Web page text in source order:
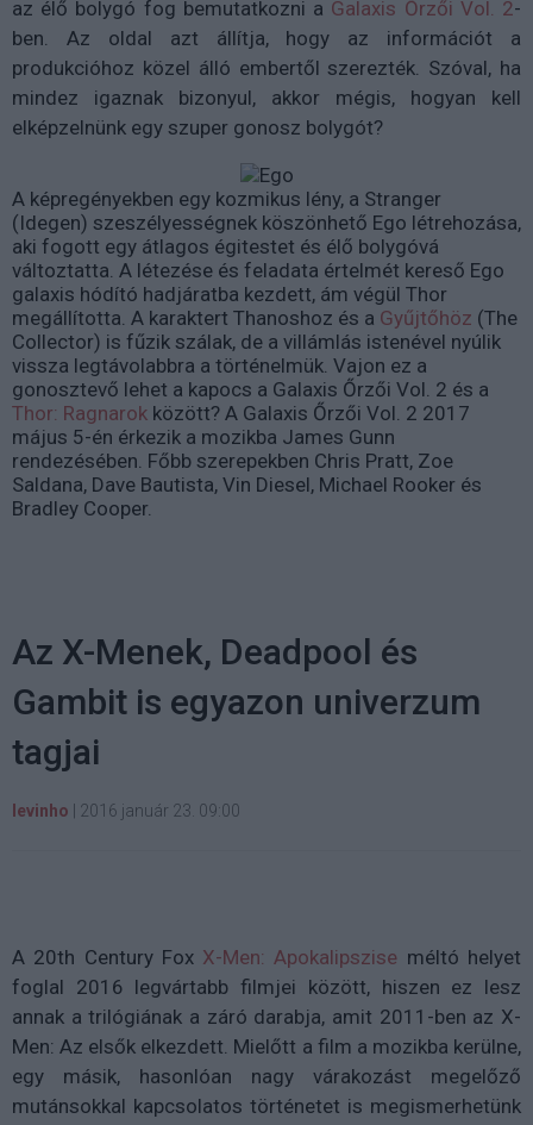
az élő bolygó fog bemutatkozni a Galaxis Őrzői Vol. 2-
ben. Az oldal azt állítja, hogy az információt a
produkcióhoz közel álló embertől szerezték. Szóval, ha
mindez igaznak bizonyul, akkor mégis, hogyan kell
elképzelnünk egy szuper gonosz bolygót?
A képregényekben egy kozmikus lény, a Stranger
(Idegen) szeszélyességnek köszönhető Ego létrehozása,
aki fogott egy átlagos égitestet és élő bolygóvá
változtatta. A létezése és feladata értelmét kereső Ego
galaxis hódító hadjáratba kezdett, ám végül Thor
megállította. A karaktert Thanoshoz és a Gyűjtőhöz (The
Collector) is fűzik szálak, de a villámlás istenével nyúlik
vissza legtávolabbra a történelmük. Vajon ez a
gonosztevő lehet a kapocs a Galaxis Őrzői Vol. 2 és a
Thor: Ragnarok között? A Galaxis Őrzői Vol. 2 2017
május 5-én érkezik a mozikba James Gunn
rendezésében. Főbb szerepekben Chris Pratt, Zoe
Saldana, Dave Bautista, Vin Diesel, Michael Rooker és
Bradley Cooper.
Az X-Menek, Deadpool és
Gambit is egyazon univerzum
tagjai
levinho 2016 január 23. 09:00
A 20th Century Fox X-Men: Apokalipszise méltó helyet
foglal 2016 legvártabb filmjei között, hiszen ez lesz
annak a trilógiának a záró darabja, amit 2011-ben az X-
Men: Az elsők elkezdett. Mielőtt a film a mozikba kerülne,
egy másik, hasonlóan nagy várakozást megelőző
mutánsokkal kapcsolatos történetet is megismerhetünk